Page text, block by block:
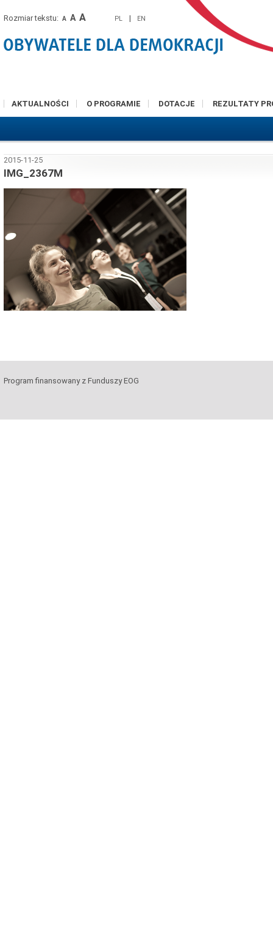
Rozmiar tekstu: A A A PL | EN
AKTUALNOŚCI O PROGRAMIE DOTACJE REZULTATY
2015-11-25
IMG_2367M
Program finansowany z Funduszy EOG